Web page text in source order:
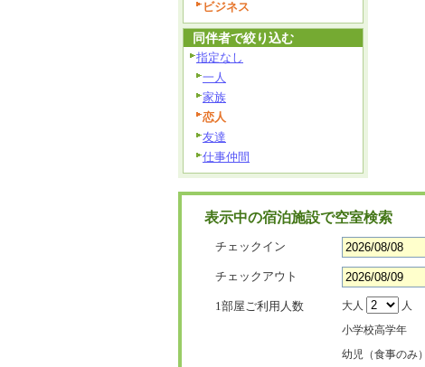
ビジネス
同伴者で絞り込む
指定なし
一人
家族
恋人
友達
仕事仲間
表示中の宿泊施設で空室検索
チェックイン
チェックアウト
1部屋ご利用人数 大人
人
小学校高学年
幼児（食事のみ）